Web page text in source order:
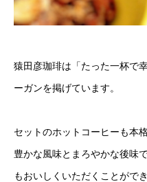
猿田彦珈琲は「たった一杯で
ーガンを掲げています。
セットのホットコーヒーも本
豊かな風味とまろやかな後味
もおいしくいただくことができ